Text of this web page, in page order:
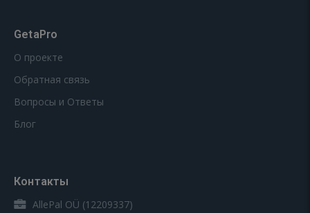
GetaPro
О проекте
Обратная связь
Вопросы и Ответы
Блог
Контакты
AllePal OÜ (12209337)